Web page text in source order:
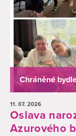
Chráněné
11. 07. 2026
Oslava
Azurového